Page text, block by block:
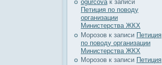
ogurcova к записи
Петиция по поводу
организации
Министерства ЖКХ
Морозов к записи Петиция
по поводу организации
Министерства ЖКХ
Морозов к записи Петиция